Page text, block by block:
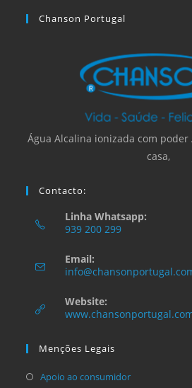
Chanson Portugal
Água Alcalina ionizada com
casa,
Contacto:
Linha Whatsapp:
939 200 299
in
your
application
Email:
Website:
Menções Legais
Apoio ao consumidorOpens